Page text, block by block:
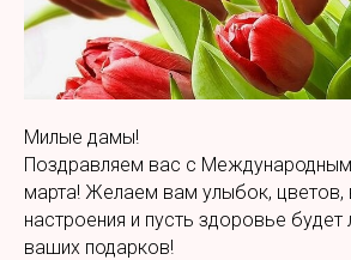
Милые дамы!
Поздравляем вас с
марта! Желаем вам улыбок, цветов,
настроения и пусть здоровье
ваших подарков!